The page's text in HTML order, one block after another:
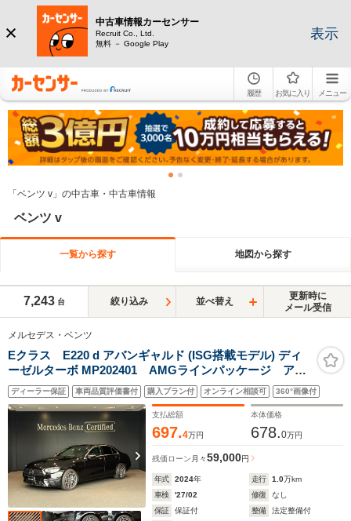
中古車情報カーセンサー
Recruit Co., Ltd.
無料 － Google Play
表示
履歴 お気に入り メニュー
「ベンツ v」の中古車・中古車情報
ベンツ v
一覧から探す 地図から探す
7,243 台 絞り込み 並べ替え
更新時に
メール受信
メルセデス・ベンツ
Eクラス E220 d アバンギャルド (ISG搭載モデル) ディ
ーゼルターボ MP202401 AMGラインパッケージ アド
バンスドパッケージ 19インチAMGアルミホイール 本
革巻スポーツステアリング アクティブアンビエントラ
イト ヘッドアップディスプレイ パフューム
ディーラー保証 車両品質評価書付 購入プラン付 オンライン相談可 360°画像付
支払総額
697.4万円
本体価格
678.0万円
残価ローン 月々59,000円
年式 2024年 走行 1.0万km
車検
'27/02 修復
なし
保証
保証付 整備
法定整備付